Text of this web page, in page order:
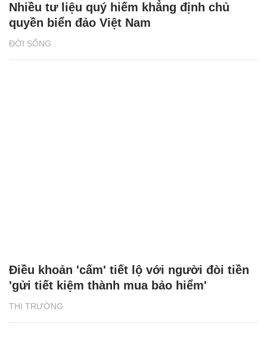
ĐỜI SỐNG
Nhiều tư liệu quý hiếm khẳng định chủ
quyền biển đảo Việt Nam
THỊ TRƯỜNG
Điều khoản 'cấm' tiết lộ với người đòi tiền
'gửi tiết kiệm thành mua bảo hiểm'